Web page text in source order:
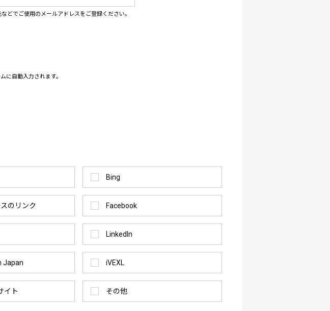
どでご使用のメールアドレスをご登録ください。
に自動入力されます。
Bing
のリンク Facebook
LinkedIn
Japan iVEXL
イト その他